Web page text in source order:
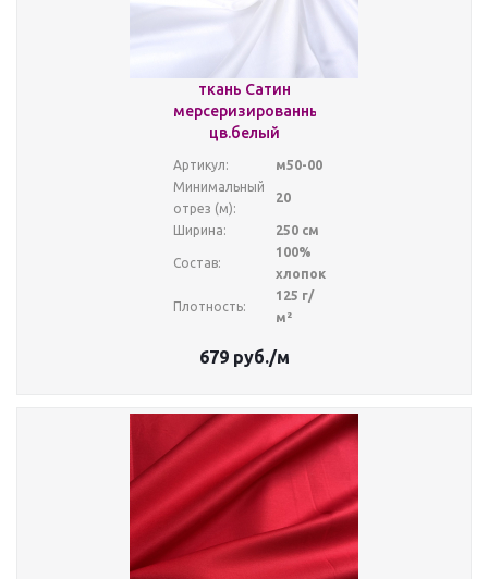
ткань Сатин
мерсеризированный
цв.белый
Артикул:
м50-00
Минимальный
отрез (м):
20
Ширина: 250 см
Состав:
100%
хлопок
Плотность:
125 г/
м²
679руб./м